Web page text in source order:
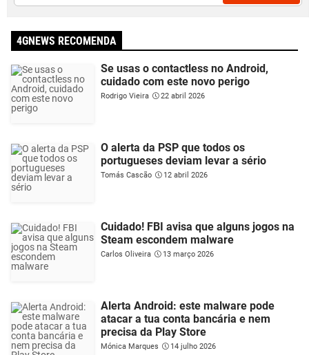
4GNEWS RECOMENDA
Se usas o contactless no Android,
cuidado com este novo perigo
Rodrigo Vieira 22 abril 2026
O alerta da PSP que todos os
portugueses deviam levar a sério
Tomás Cascão 12 abril 2026
Cuidado! FBI avisa que alguns jogos na
Steam escondem malware
Carlos Oliveira 13 março 2026
Alerta Android: este malware pode
atacar a tua conta bancária e nem
precisa da Play Store
Mónica Marques 14 julho 2026